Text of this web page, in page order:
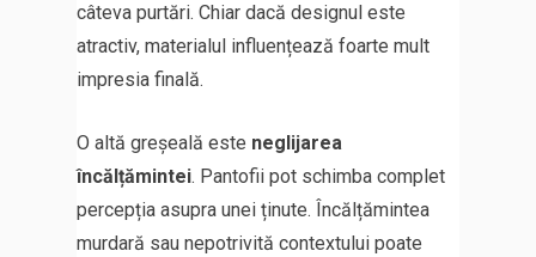
câteva purtări. Chiar dacă designul este
atractiv, materialul influențează foarte mult
impresia finală.
O altă greșeală este neglijarea
încălțămintei. Pantofii pot schimba complet
percepția asupra unei ținute. Încălțămintea
murdară sau nepotrivită contextului poate